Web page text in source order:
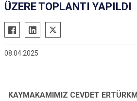
Bahçelievler
Bakırköy
Bayrampaşa
Beşiktaş
Büyükçekmece
Kadıköy
Sarıyer
ÜZERE TOPLANTI YAPILDI
08.04.2025
KAYMAKAMIMIZ CEVDET